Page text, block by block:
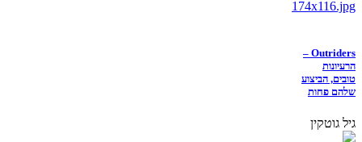
Outriders –
הרעיונות
טובים, הביצוע
שלהם פחות
גיל גוטקין